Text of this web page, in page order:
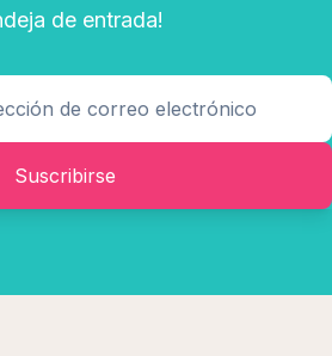
de entrada!
Suscribirse